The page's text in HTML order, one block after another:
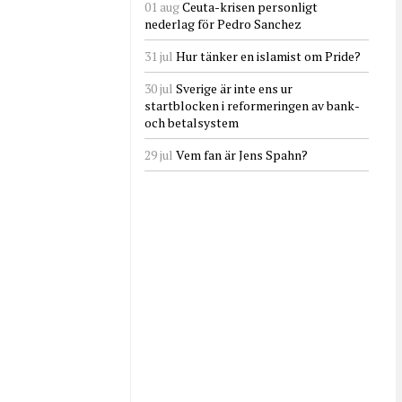
01 augCeuta-krisen personligt
nederlag för Pedro Sanchez
31 jul Hur tänker en islamist om Pride?
30 jul Sverige är inte ens ur
startblocken i reformeringen av bank-
och betalsystem
29 jul Vem fan är Jens Spahn?